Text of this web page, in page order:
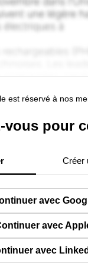
est réservé à nos
vous pour
Créer
avec
avec
avec